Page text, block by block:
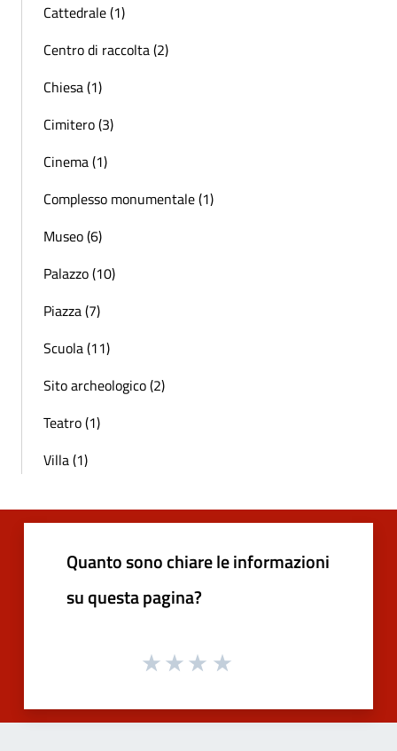
Cattedrale (1)
Centro di raccolta (2)
Chiesa (1)
Cimitero (3)
Cinema (1)
Complesso monumentale (1)
Museo (6)
Palazzo (10)
Piazza (7)
Scuola (11)
Sito archeologico (2)
Teatro (1)
Villa (1)
Quanto sono chiare le informazioni
su questa pagina?